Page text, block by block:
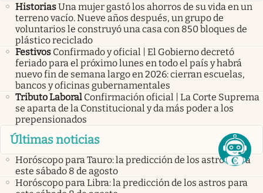
HistoriasUna mujer gastó los ahorros de su vida en un
terreno vacío. Nueve años después, un grupo de
voluntarios le construyó una casa con 850 bloques de
plástico reciclado
Festivos Confirmado y oficial | El Gobierno decretó
feriado para el próximo lunes en todo el país y habrá
nuevo fin de semana largo en 2026: cierran escuelas,
bancos y oficinas gubernamentales
Tributo Laboral Confirmación oficial | La Corte Suprema
se aparta de la Constitucional y da más poder a los
prepensionados
Últimas noticias
Horóscopo para Tauro: la predicción de los astros para
este sábado 8 de agosto
Horóscopo para Libra: la predicción de los astros para